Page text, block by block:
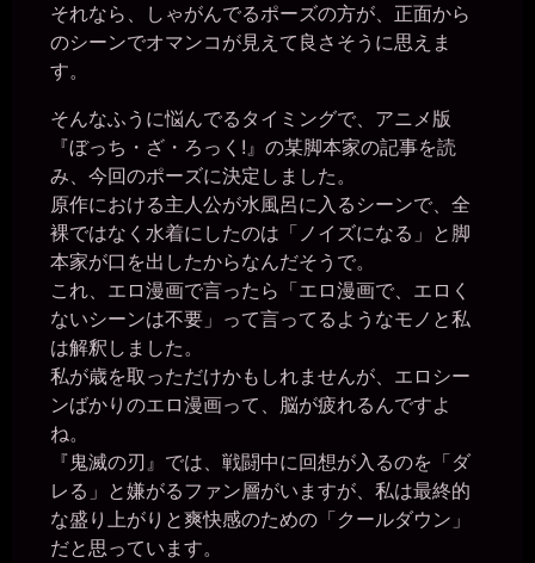
それなら、しゃがんでるポーズの方が、正面から
のシーンでオマンコが見えて良さそうに思えま
す。
そんなふうに悩んでるタイミングで、アニメ版
『ぼっち・ざ・ろっく!』の某脚本家の記事を読
み、今回のポーズに決定しました。
原作における主人公が水風呂に入るシーンで、全
裸ではなく水着にしたのは「ノイズになる」と脚
本家が口を出したからなんだそうで。
これ、エロ漫画で言ったら「エロ漫画で、エロく
ないシーンは不要」って言ってるようなモノと私
は解釈しました。
私が歳を取っただけかもしれませんが、エロシー
ンばかりのエロ漫画って、脳が疲れるんですよ
ね。
『鬼滅の刃』では、戦闘中に回想が入るのを「ダ
レる」と嫌がるファン層がいますが、私は最終的
な盛り上がりと爽快感のための「クールダウン」
だと思っています。
miiki0119
2026年6月28日 - 20:25
うう。。はい。。申し訳ありません。。
2026年6月28日 - 20:27
そりゃ、イカンなぁ。自分を人間だと勘違いしてる証拠だぞ。
miiki0119
2026年6月28日 - 20:27
うう。。申し訳ありませんでした。。
一枚の銀貨
2026年6月28日 - 20:30
今もまたマンコを濡らしてるのか？ 自室だからと裸になってんの
miiki0119
2026年6月28日 - 20:31
うう。。
一枚の銀貨
おや？ 図星か？
miiki0119
2026年6月28日 - 20:34
うう。。マンコは溢れちゃってます。。椅子にディルドを貼って全
裸でマンコに入れてますぅ。。